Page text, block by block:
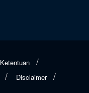
Disclaimer